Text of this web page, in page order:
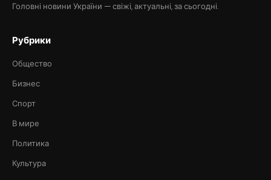
Головні новини України — свіжі, актуальні, за сьогодні.
Рубрики
Общество
Бизнес
Спорт
В мире
Политика
Культура